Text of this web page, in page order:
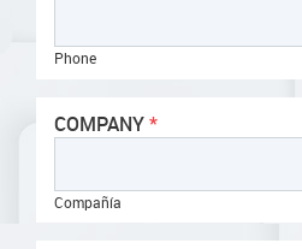
Phone
COMPANY
Compañía